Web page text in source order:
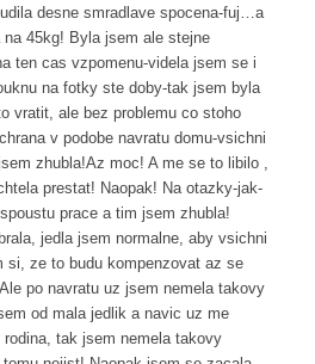
desne smradlave spocena-fuj…a
45kg! Byla jsem ale stejne
ten cas vzpomenu-videla jsem se i
na fotky ste doby-tak jsem byla
vratit, ale bez problemu co stoho
v podobe navratu domu-vsichni
zhubla!Az moc! A me se to libilo ,
prestat! Naopak! Na otazky-jak-
prace a tim jsem zhubla!
jedla jsem normalne, aby vsichni
si, ze to budu kompenzovat az se
po navratu uz jsem nemela takovy
od mala jedlik a navic uz me
tak jsem nemela takovy